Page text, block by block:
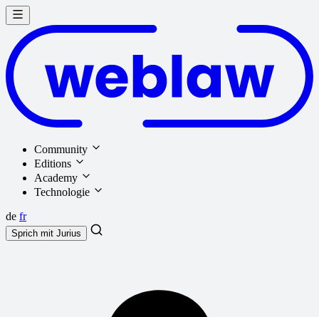
Community
Editions
Academy
Technologie
de fr
Sprich mit Jurius